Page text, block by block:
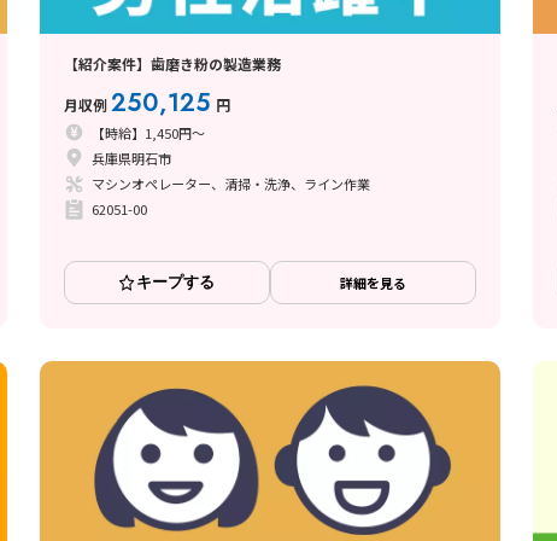
【紹介案件】歯磨き粉の製造業務
月収例250,125 円
【時給】1,450円～
兵庫県明石市
マシンオペレーター、清掃・洗浄、ライン作業
62051-00
キープする 詳細を見る